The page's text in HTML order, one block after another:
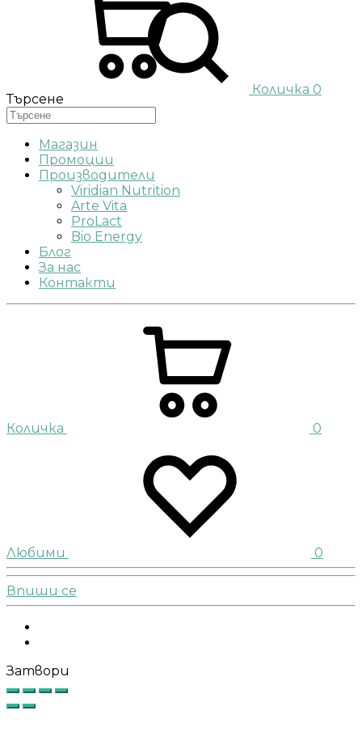
Количка 0
Търсене
Магазин
Промоции
Производители
Viridian Nutrition
Arte Vita
ProLact
Bio Energy
Блог
За нас
Контакти
Количка 0
Любими 0
Впиши се
Затвори